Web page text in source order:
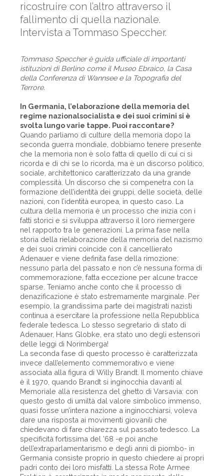
ricostruire con l’altro attraverso il
fallimento di quella nazionale.
Intervista a Tommaso Speccher.
Tommaso Speccher è guida ufficiale di importanti
istituzioni di Berlino come il Museo Ebraico, la Casa
della Conferenza di Wannsee e la Topografia del
Terrore.
In Germania, l’elaborazione della memoria del
regime nazionalsocialista e dei suoi crimini si è
svolta lungo varie tappe. Puoi raccontare?
Quando parliamo di culture della memoria dopo la
seconda guerra mondiale, dobbiamo tenere presente
che la memoria non è solo fatta di quello di cui ci si
ricorda e di chi se lo ricorda, ma è un discorso politico,
sociale, architettonico caratterizzato da una grande
complessità. Un discorso che si compenetra con la
formazione dell’identità dei gruppi, delle società, delle
nazioni, con l’identità europea, in questo caso. La
cultura della memoria è un processo che inizia con i
fatti storici e si sviluppa attraverso il loro riemergere
nel rapporto tra le generazioni. La prima fase nella
storia della rielaborazione della memoria del nazismo
e dei suoi crimini coincide con il cancellierato
Adenauer e viene definita fase della rimozione:
nessuno parla del passato e non c’è nessuna forma di
commemorazione, fatta eccezione per alcune tracce
sparse. Teniamo anche conto che il processo di
denazificazione è stato estremamente marginale. Per
esempio, la grandissima parte dei magistrati nazisti
continua a esercitare la professione nella Repubblica
federale tedesca. Lo stesso segretario di stato di
Adenauer, Hans Globke, era stato uno degli estensori
delle leggi di Norimberga!
La seconda fase di questo processo è caratterizzata
invece dall’elemento commemorativo e viene
associata alla figura di Willy Brandt. Il momento chiave
è il 1970, quando Brandt si inginocchia davanti al
Memoriale alla resistenza del ghetto di Varsavia: con
questo gesto di umiltà dal valore simbolico immenso,
quasi fosse un’intera nazione a inginocchiarsi, voleva
dare una risposta ai movimenti giovanili che
chiedevano di fare chiarezza sul passato tedesco. La
specificità fortissima del ’68 -e poi anche
dell’extraparlamentarismo e degli anni di piombo- in
Germania consiste proprio in questo chiedere ai propri
padri conto dei loro misfatti. La stessa Rote Armee